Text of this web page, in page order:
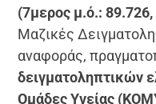
(7μερος μ.ό.:
Mαζικές
αναφοράς,
δειγματοληπτικών
Ομάδες Υγείας